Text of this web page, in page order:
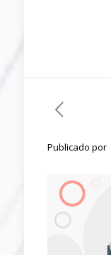
Publicado por